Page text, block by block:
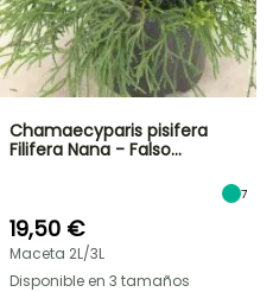
Chamaecyparis pisifera
Filifera Nana - Falso…
7
19,50 €
Maceta 2L/3L
Disponible en 3 tamaños